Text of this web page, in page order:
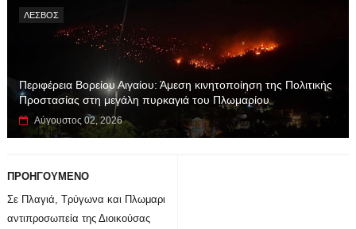
ΛΕΣΒΟΣ
Περιφέρεια Βορείου Αιγαίου: Άμεση κινητοποίηση της Πολιτικής
Προστασίας στη μεγάλη πυρκαγιά του Πλωμαρίου
Αύγουστος 02, 2026
ΠΡΟΗΓΟΥΜΕΝΟ
Σε Πλαγιά, Τρύγωνα και Πλωμαρι
αντιπροσωπεία της Διοικούσας